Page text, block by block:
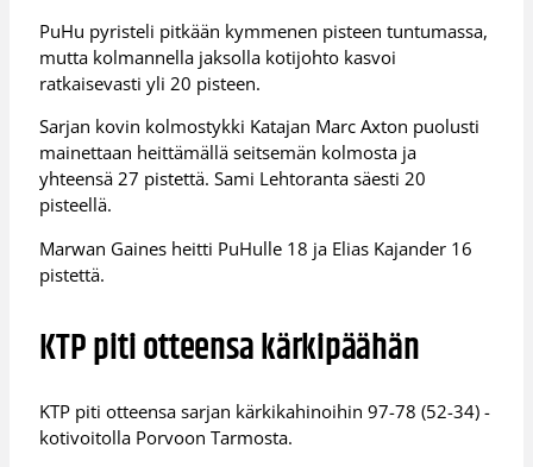
PuHu pyristeli pitkään kymmenen pisteen tuntumassa,
mutta kolmannella jaksolla kotijohto kasvoi
ratkaisevasti yli 20 pisteen.
Sarjan kovin kolmostykki Katajan Marc Axton puolusti
mainettaan heittämällä seitsemän kolmosta ja
yhteensä 27 pistettä. Sami Lehtoranta säesti 20
pisteellä.
Marwan Gaines heitti PuHulle 18 ja Elias Kajander 16
pistettä.
KTP piti otteensa kärkipäähän
KTP piti otteensa sarjan kärkikahinoihin 97-78 (52-34) -
kotivoitolla Porvoon Tarmosta.